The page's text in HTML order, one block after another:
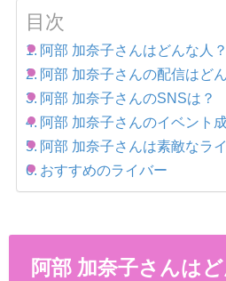
目次
阿部 加奈子さんはどんな人？
阿部 加奈子さんの配信はど
阿部 加奈子さんのSNSは？
阿部 加奈子さんのイベント
阿部 加奈子さんは素敵なラ
おすすめのライバー
阿部 加奈子さんは